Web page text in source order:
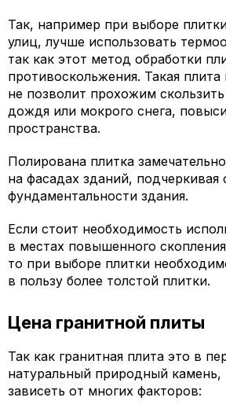
Так, например при выборе
улиц, лучше использовать
так как этот метод обработки
противоскольжения. Такая плита
не позволит прохожим
дождя или мокрого снега,
пространства.
Полирована плитка
на фасадах зданий, подчеркивая
фундаментальности здания.
Если стоит необходимость
в местах повышенного
то при выборе плитки
в пользу более толстой плитки.
Цена гранитной плиты
Так как гранитная плита это в
натуральный природный камень,
зависеть от многих факторов: